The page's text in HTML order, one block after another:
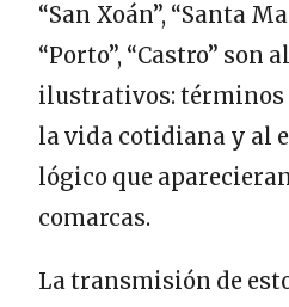
“San Xoán”, “Santa
“Porto”, “Castro” son
ilustrativos: términos
la vida cotidiana y al
lógico que
comarcas.
La transmisión de